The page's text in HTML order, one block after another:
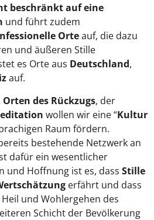
beschränkt auf eine
und führt zudem
Orteauf, die dazu
und äußeren Stille
es Orte aus Deutschland,
auf.
Orten des Rückzugs, der
wollen wir eine “Kultur
Raum fördern.
bestehende Netzwerk an
dafür ein wesentlicher
und Hoffnung ist es, dass Stille
erfährt und dass
und Wohlergehen des
Schicht der Bevölkerung